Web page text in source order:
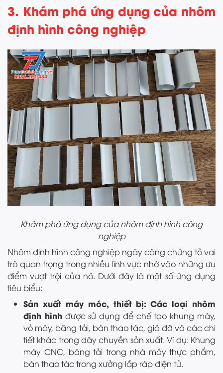
3. Khám phá ứng dụng của nhôm
định hình công nghiệp
Khám phá ứng dụng của nhôm định hình công
nghiệp
Nhôm định hình công nghiệp ngày càng chứng tỏ vai
trò quan trọng trong nhiều lĩnh vực nhờ vào những ưu
điểm vượt trội của nó. Dưới đây là một số ứng dụng
tiêu biểu:
Sản xuất máy móc, thiết bị: Các loại nhôm
định hìnhđược sử dụng để chế tạo khung máy,
vỏ máy, băng tải, bàn thao tác, giá đỡ và các chi
tiết khác trong dây chuyền sản xuất. Ví dụ: Khung
máy CNC, băng tải trong nhà máy thực phẩm,
bàn thao tác trong xưởng lắp ráp điện tử.